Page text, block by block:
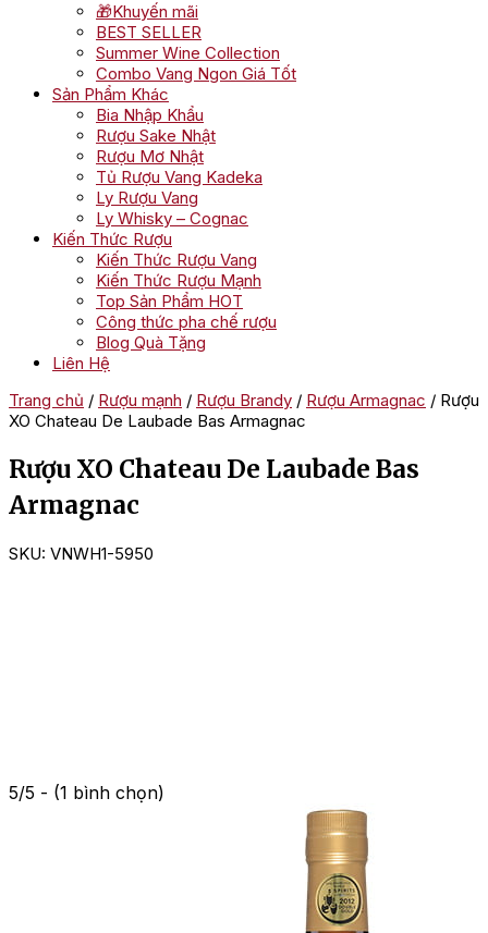
🎁Khuyến mãi
BEST SELLER
Summer Wine Collection
Combo Vang Ngon Giá Tốt
Sản Phẩm Khác
Bia Nhập Khẩu
Rượu Sake Nhật
Rượu Mơ Nhật
Tủ Rượu Vang Kadeka
Ly Rượu Vang
Ly Whisky – Cognac
Kiến Thức Rượu
Kiến Thức Rượu Vang
Kiến Thức Rượu Mạnh
Top Sản Phẩm HOT
Công thức pha chế rượu
Blog Quà Tặng
Liên Hệ
Trang chủ / Rượu mạnh / Rượu Brandy / Rượu Armagnac / Rượu
XO Chateau De Laubade Bas Armagnac
Rượu XO Chateau De Laubade Bas
Armagnac
SKU: VNWH1-5950
5/5 - (1 bình chọn)